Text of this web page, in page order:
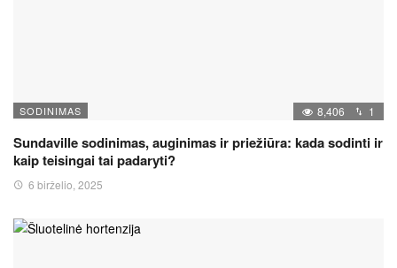
SODINIMAS 8,406 1
Sundaville sodinimas, auginimas ir priežiūra: kada sodinti ir
kaip teisingai tai padaryti?
6 birželio, 2025